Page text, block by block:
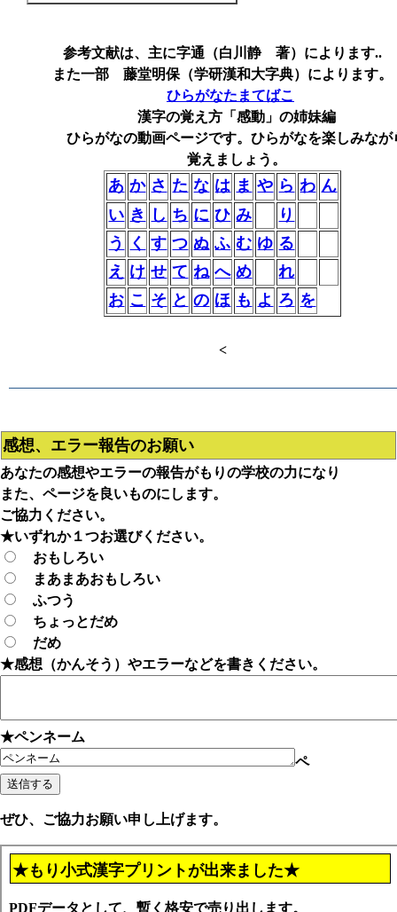
参考文献は、主に字通（白川静 著）によります..
また一部 藤堂明保 （学研漢和大字典）によります。
ひらがなたまてばこ
漢字の覚え方「感動」の姉妹編
ひらがなの動画ページです。ひらがなを楽しみなが
覚えましょう。
あ か さ た な は ま や ら わ ん
い き し ち に ひ み
り
う
く す つ ぬ ふ む ゆ る
え け せ て ね へ め
れ
お こ そ と の ほ も よ ろ を
<
感想、エラー報告のお願い
あなたの感想やエラーの報告がもりの学校の力になり
また、ページを良いものにします。
ご協力ください。
★いずれか１つお選びください。
おもしろい
まあまあおもしろい
ふつう
ちょっとだめ
だめ
★感想（かんそう）やエラーなどを書きください。
★ペンネーム
ペ
ぜひ、ご協力お願い申し上げます。